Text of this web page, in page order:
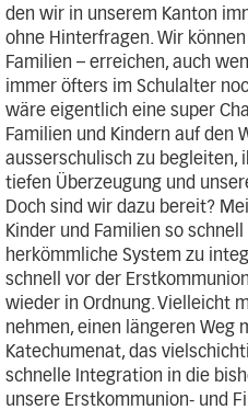
den wir in unserem Kanton
ohne Hinterfragen. Wir
Familien – erreichen, auch
immer öfters im Schulalter
wäre eigentlich eine super
Familien und Kindern auf den
ausserschulisch zu begleiten,
tiefen Überzeugung und
Doch sind wir dazu bereit?
Kinder und Familien so
herkömmliche System zu
schnell vor der
wieder in Ordnung. Vielleicht
nehmen, einen längeren Weg
Katechumenat, das
schnelle Integration in die
unsere Erstkommunion- und